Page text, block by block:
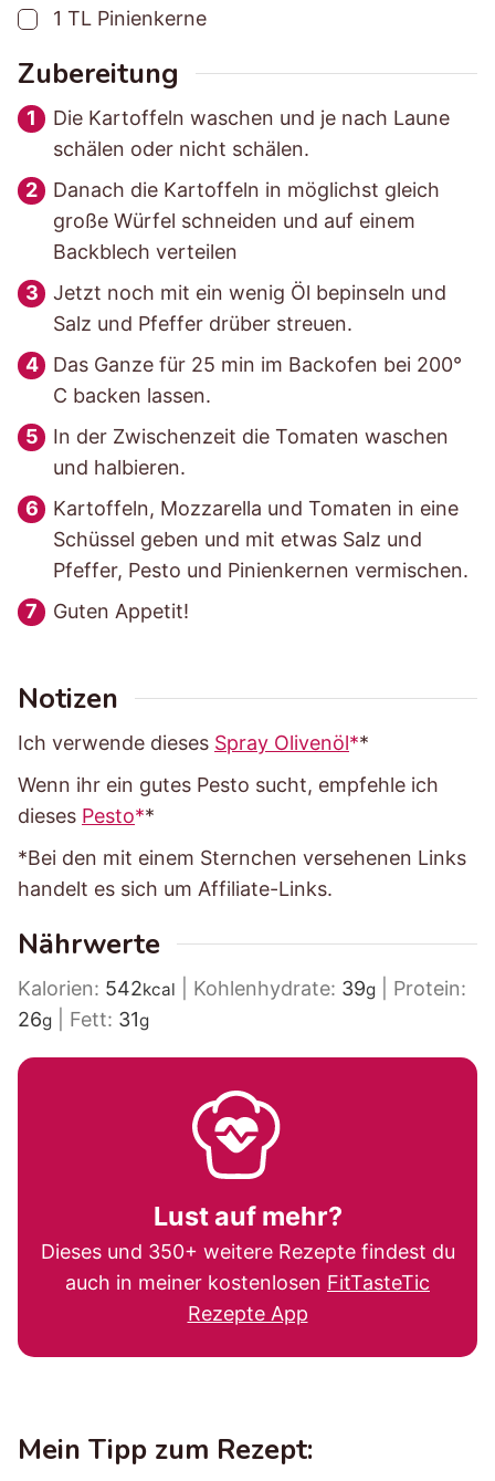
▢
1 TL Pinienkerne
Zubereitung
Die Kartoffeln waschen und je nach Laune
schälen oder nicht schälen.
Danach die Kartoffeln in möglichst gleich
große Würfel schneiden und auf einem
Backblech verteilen
Jetzt noch mit ein wenig Öl bepinseln und
Salz und Pfeffer drüber streuen.
Das Ganze für 25 min im Backofen bei 200°
C backen lassen.
In der Zwischenzeit die Tomaten waschen
und halbieren.
Kartoffeln, Mozzarella und Tomaten in eine
Schüssel geben und mit etwas Salz und
Pfeffer, Pesto und Pinienkernen vermischen.
Guten Appetit!
Notizen
Ich verwende dieses Spray Olivenöl *
Wenn ihr ein gutes Pesto sucht, empfehle ich
dieses Pesto *
*Bei den mit einem Sternchen versehenen Links
handelt es sich um Affiliate-Links.
Nährwerte
Kalorien: 542kcal Kohlenhydrate: 39g
Protein:
26g Fett: 31g
Lust auf mehr?
Dieses und 350+ weitere Rezepte findest du
auch in meiner kostenlosen FitTasteTic
Rezepte App
Mein Tipp zum Rezept: